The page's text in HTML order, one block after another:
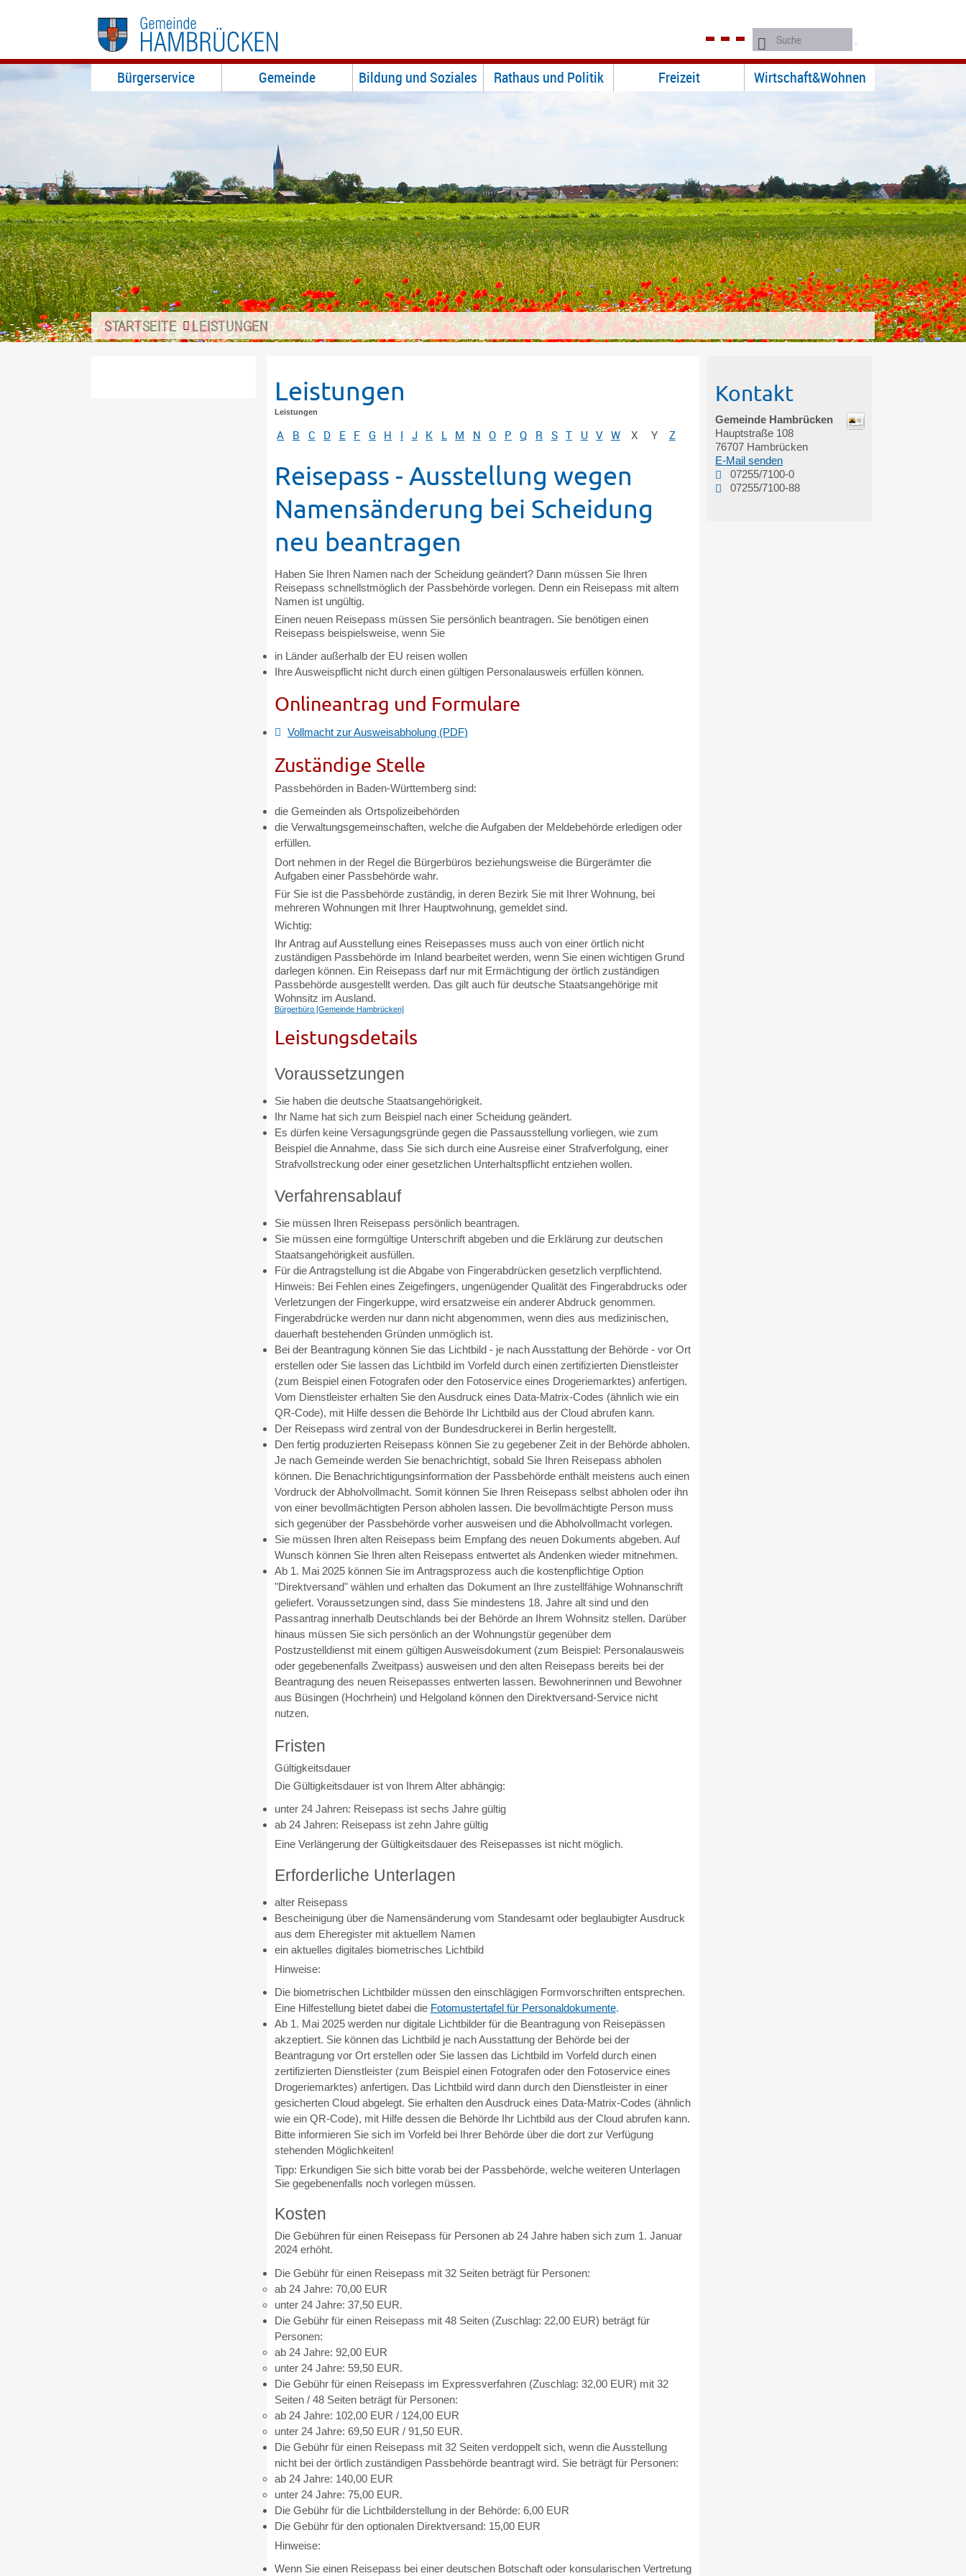
Bürgerservice Gemeinde Bildung und Soziales Rathaus und Politik Freizeit Wirtschaft&Wohnen
STARTSEITE LEISTUNGEN
Leistungen
Leistungen
A B C D E F G H I J K L M N O P Q R S T U V W X Y Z
Reisepass - Ausstellung wegen
Namensänderung bei Scheidung
neu beantragen
Haben Sie Ihren Namen nach der Scheidung geändert? Dann müssen Sie Ihren
Reisepass schnellstmöglich der Passbehörde vorlegen. Denn ein Reisepass mit altem
Namen ist ungültig.
Einen neuen Reisepass müssen Sie persönlich beantragen. Sie benötigen einen
Reisepass beispielsweise, wenn Sie
in Länder außerhalb der EU reisen wollen
Ihre Ausweispflicht nicht durch einen gültigen Personalausweis erfüllen können.
Onlineantrag und Formulare
Vollmacht zur Ausweisabholung (PDF)
Zuständige Stelle
Passbehörden in Baden-Württemberg sind:
die Gemeinden als Ortspolizeibehörden
die Verwaltungsgemeinschaften, welche die Aufgaben der Meldebehörde erledigen oder
erfüllen.
Dort nehmen in der Regel die Bürgerbüros beziehungsweise die Bürgerämter die
Aufgaben einer Passbehörde wahr.
Für Sie ist die Passbehörde zuständig, in deren Bezirk Sie mit Ihrer Wohnung, bei
mehreren Wohnungen mit Ihrer Hauptwohnung, gemeldet sind.
Wichtig:
Ihr Antrag auf Ausstellung eines Reisepasses muss auch von einer örtlich nicht
zuständigen Passbehörde im Inland bearbeitet werden, wenn Sie einen wichtigen Grund
darlegen können. Ein Reisepass darf nur mit Ermächtigung der örtlich zuständigen
Passbehörde ausgestellt werden. Das gilt auch für deutsche Staatsangehörige mit
Wohnsitz im Ausland.
Bürgerbüro [Gemeinde Hambrücken]
Leistungsdetails
Voraussetzungen
Sie haben die deutsche Staatsangehörigkeit.
Ihr Name hat sich zum Beispiel nach einer Scheidung geändert.
Es dürfen keine Versagungsgründe gegen die Passausstellung vorliegen, wie zum
Beispiel die Annahme, dass Sie sich durch eine Ausreise einer Strafverfolgung, einer
Strafvollstreckung oder einer gesetzlichen Unterhaltspflicht entziehen wollen.
Verfahrensablauf
Sie müssen Ihren Reisepass persönlich beantragen.
Sie müssen eine formgültige Unterschrift abgeben und die Erklärung zur deutschen
Staatsangehörigkeit ausfüllen.
Für die Antragstellung ist die Abgabe von Fingerabdrücken gesetzlich verpflichtend.
Hinweis: Bei Fehlen eines Zeigefingers, ungenügender Qualität des Fingerabdrucks oder
Verletzungen der Fingerkuppe, wird ersatzweise ein anderer Abdruck genommen.
Fingerabdrücke werden nur dann nicht abgenommen, wenn dies aus medizinischen,
dauerhaft bestehenden Gründen unmöglich ist.
Bei der Beantragung können Sie das Lichtbild - je nach Ausstattung der Behörde - vor Ort
erstellen oder Sie lassen das Lichtbild im Vorfeld durch einen zertifizierten Dienstleister
(zum Beispiel einen Fotografen oder den Fotoservice eines Drogeriemarktes) anfertigen.
Vom Dienstleister erhalten Sie den Ausdruck eines Data-Matrix-Codes (ähnlich wie ein
QR-Code), mit Hilfe dessen die Behörde Ihr Lichtbild aus der Cloud abrufen kann.
Der Reisepass wird zentral von der Bundesdruckerei in Berlin hergestellt.
Den fertig produzierten Reisepass können Sie zu gegebener Zeit in der Behörde abholen.
Je nach Gemeinde werden Sie benachrichtigt, sobald Sie Ihren Reisepass abholen
können. Die Benachrichtigungsinformation der Passbehörde enthält meistens auch einen
Vordruck der Abholvollmacht. Somit können Sie Ihren Reisepass selbst abholen oder ihn
von einer bevollmächtigten Person abholen lassen. Die bevollmächtigte Person muss
sich gegenüber der Passbehörde vorher ausweisen und die Abholvollmacht vorlegen.
Sie müssen Ihren alten Reisepass beim Empfang des neuen Dokuments abgeben. Auf
Wunsch können Sie Ihren alten Reisepass entwertet als Andenken wieder mitnehmen.
Ab 1. Mai 2025 können Sie im Antragsprozess auch die kostenpflichtige Option
"Direktversand" wählen und erhalten das Dokument an Ihre zustellfähige Wohnanschrift
geliefert. Voraussetzungen sind, dass Sie mindestens 18. Jahre alt sind und den
Passantrag innerhalb Deutschlands bei der Behörde an Ihrem Wohnsitz stellen. Darüber
hinaus müssen Sie sich persönlich an der Wohnungstür gegenüber dem
Postzustelldienst mit einem gültigen Ausweisdokument (zum Beispiel: Personalausweis
oder gegebenenfalls Zweitpass) ausweisen und den alten Reisepass bereits bei der
Beantragung des neuen Reisepasses entwerten lassen. Bewohnerinnen und Bewohner
aus Büsingen (Hochrhein) und Helgoland können den Direktversand-Service nicht
nutzen.
Fristen
Gültigkeitsdauer
Die Gültigkeitsdauer ist von Ihrem Alter abhängig:
unter 24 Jahren: Reisepass ist sechs Jahre gültig
ab 24 Jahren: Reisepass ist zehn Jahre gültig
Eine Verlängerung der Gültigkeitsdauer des Reisepasses ist nicht möglich.
Erforderliche Unterlagen
alter Reisepass
Bescheinigung über die Namensänderung vom Standesamt oder beglaubigter Ausdruck
aus dem Eheregister mit aktuellem Namen
ein aktuelles digitales biometrisches Lichtbild
Hinweise:
Die biometrischen Lichtbilder müssen den einschlägigen Formvorschriften entsprechen.
Eine Hilfestellung bietet dabei die Fotomustertafel für Personaldokumente.
Ab 1. Mai 2025 werden nur digitale Lichtbilder für die Beantragung von Reisepässen
akzeptiert. Sie können das Lichtbild je nach Ausstattung der Behörde bei der
Beantragung vor Ort erstellen oder Sie lassen das Lichtbild im Vorfeld durch einen
zertifizierten Dienstleister (zum Beispiel einen Fotografen oder den Fotoservice eines
Drogeriemarktes) anfertigen. Das Lichtbild wird dann durch den Dienstleister in einer
gesicherten Cloud abgelegt. Sie erhalten den Ausdruck eines Data-Matrix-Codes (ähnlich
wie ein QR-Code), mit Hilfe dessen die Behörde Ihr Lichtbild aus der Cloud abrufen kann.
Bitte informieren Sie sich im Vorfeld bei Ihrer Behörde über die dort zur Verfügung
stehenden Möglichkeiten!
Tipp: Erkundigen Sie sich bitte vorab bei der Passbehörde, welche weiteren Unterlagen
Sie gegebenenfalls noch vorlegen müssen.
Kosten
Die Gebühren für einen Reisepass für Personen ab 24 Jahre haben sich zum 1. Januar
2024 erhöht.
Die Gebühr für einen Reisepass mit 32 Seiten beträgt für Personen:
ab 24 Jahre: 70,00 EUR
unter 24 Jahre: 37,50 EUR.
Die Gebühr für einen Reisepass mit 48 Seiten (Zuschlag: 22,00 EUR) beträgt für
Personen:
ab 24 Jahre: 92,00 EUR
unter 24 Jahre: 59,50 EUR.
Die Gebühr für einen Reisepass im Expressverfahren (Zuschlag: 32,00 EUR) mit 32
Seiten / 48 Seiten beträgt für Personen:
ab 24 Jahre: 102,00 EUR / 124,00 EUR
unter 24 Jahre: 69,50 EUR / 91,50 EUR.
Die Gebühr für einen Reisepass mit 32 Seiten verdoppelt sich, wenn die Ausstellung
nicht bei der örtlich zuständigen Passbehörde beantragt wird. Sie beträgt für Personen:
ab 24 Jahre: 140,00 EUR
unter 24 Jahre: 75,00 EUR.
Die Gebühr für die Lichtbilderstellung in der Behörde: 6,00 EUR
Die Gebühr für den optionalen Direktversand: 15,00 EUR
Hinweise:
Wenn Sie einen Reisepass bei einer deutschen Botschaft oder konsularischen Vertretung
Kontakt
Gemeinde Hambrücken
Hauptstraße 108
76707 Hambrücken
E-Mail senden
07255/7100-0
07255/7100-88